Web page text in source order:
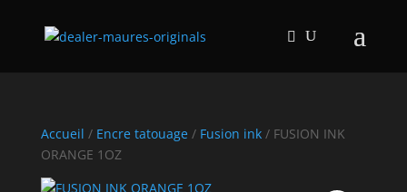
Accueil / Encre tatouage/ Fusion ink/ FUSION INK
ORANGE 1OZ